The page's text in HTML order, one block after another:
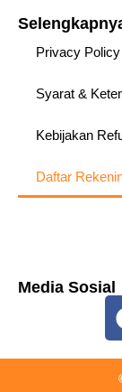
Privacy Policy
Syarat &
Kebijakan
Daftar
Media Sosial